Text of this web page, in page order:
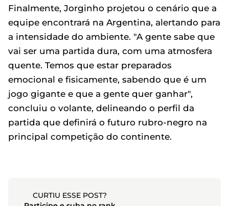
Finalmente, Jorginho projetou o cenário que a
equipe encontrará na Argentina, alertando para
a intensidade do ambiente. "A gente sabe que
vai ser uma partida dura, com uma atmosfera
quente. Temos que estar preparados
emocional e fisicamente, sabendo que é um
jogo gigante e que a gente quer ganhar",
concluiu o volante, delineando o perfil da
partida que definirá o futuro rubro-negro na
principal competição do continente.
CURTIU ESSE POST?